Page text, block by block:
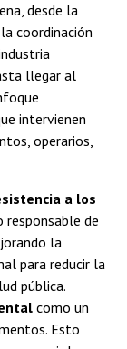
desde la
coordinación
llegar al
intervienen
operarios,
a los
responsable de
la
para reducir la
pública.
como un
Esto